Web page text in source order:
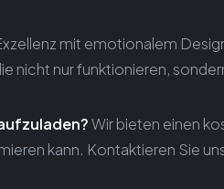
mit emotionalem
nicht nur funktionieren,
Wir bieten einen
kann. Kontaktieren Sie